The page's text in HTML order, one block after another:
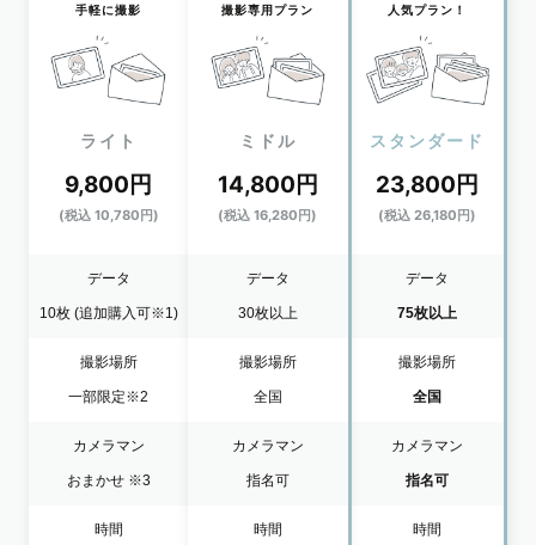
手軽に撮影
ライト
9,800円
(税込 10,780円)
データ
10枚 (追加購入可※1)
撮影場所
一部限定※2
カメラマン
おまかせ ※3
時間
撮影専用プラン
ミドル
14,800円
(税込 16,280円)
データ
30枚以上
撮影場所
全国
カメラマン
指名可
時間
人気プラン！
スタンダード
23,800円
(税込 26,180円)
データ
75枚以上
撮影場所
全国
カメラマン
指名可
時間